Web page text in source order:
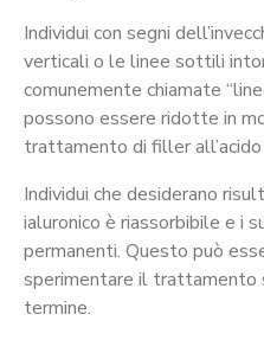
Individui con segni
verticali o le linee sottili
comunemente chiamate
possono essere ridotte in
trattamento di filler all’acido
Individui che desiderano
ialuronico è riassorbibile e i
permanenti. Questo può
sperimentare il trattamento
termine.